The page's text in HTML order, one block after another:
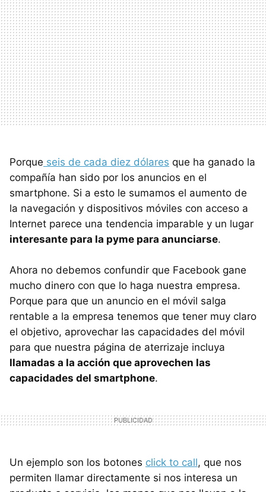
Porque seis de cada diez dólares que ha ganado la
compañía han sido por los anuncios en el
smartphone. Si a esto le sumamos el aumento de
la navegación y dispositivos móviles con acceso a
Internet parece una tendencia imparable y un lugar
interesante para la pyme para anunciarse.
Ahora no debemos confundir que Facebook gane
mucho dinero con que lo haga nuestra empresa.
Porque para que un anuncio en el móvil salga
rentable a la empresa tenemos que tener muy claro
el objetivo, aprovechar las capacidades del móvil
para que nuestra página de aterrizaje incluya
llamadas a la acción que aprovechen las
capacidades del smartphone.
Un ejemplo son los botones click to call, que nos
permiten llamar directamente si nos interesa un